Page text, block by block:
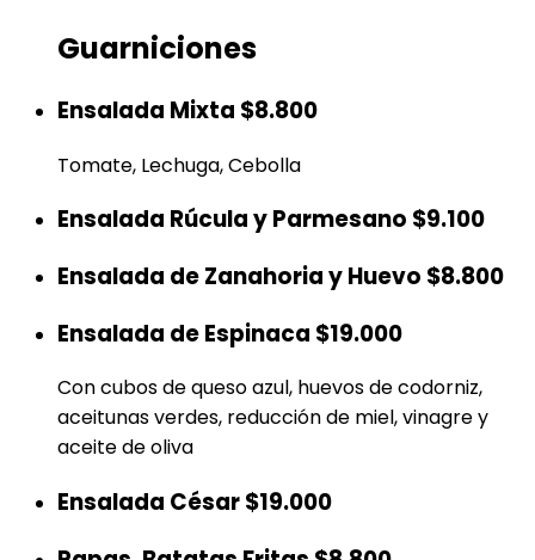
Guarniciones
Ensalada Mixta $8.800
Tomate, Lechuga, Cebolla
Ensalada Rúcula y Parmesano $9.100
Ensalada de Zanahoria y Huevo $8.800
Ensalada de Espinaca $19.000
Con cubos de queso azul, huevos de codorniz,
aceitunas verdes, reducción de miel, vinagre y
aceite de oliva
Ensalada César$19.000